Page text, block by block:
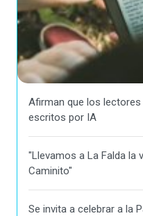
Afirman que los
escritos por IA
"Llevamos a La Falda la
Caminito"
Se invita a celebrar a la